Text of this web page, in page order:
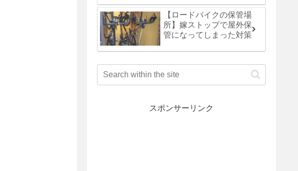
【ロードバイクの保管場
所】嫁ストップで屋外保
管になってしまった対策
スポンサーリンク